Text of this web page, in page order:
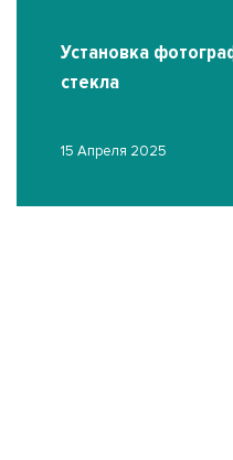
Установка
стекла
15 Апреля 2025